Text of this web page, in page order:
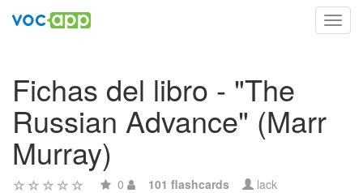
Fichas del libro - "The
Russian Advance" (Marr
Murray)
0 101 flashcards lack